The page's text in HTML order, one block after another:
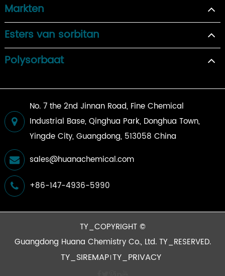
Markten
Esters van sorbitan
Polysorbaat
No. 7 the 2nd Jinnan Road, Fine Chemical
Industrial Base, Qinghua Park, Donghua Town,
Yingde City, Guangdong, 513058 China
sales@huanachemical.com
+86-147-4936-5990
TY_COPYRIGHT ©
Guangdong Huana Chemistry Co., Ltd.TY_RESERVED.
TY_SIREMAP TY_PRIVACY